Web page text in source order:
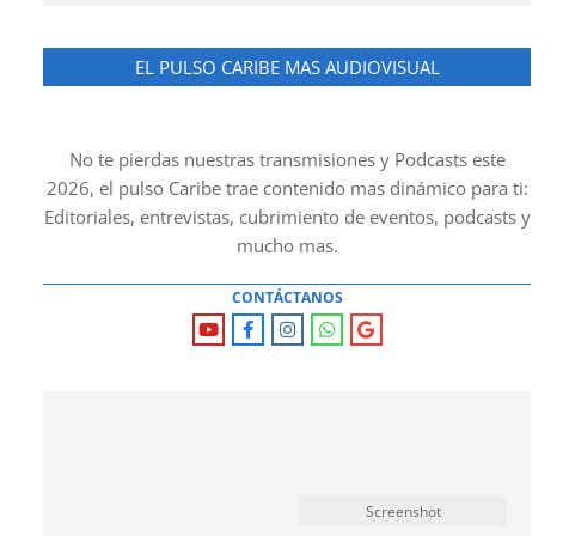
EL PULSO CARIBE MAS AUDIOVISUAL
No te pierdas nuestras transmisiones y Podcasts este
2026, el pulso Caribe trae contenido mas dinámico para ti:
Editoriales, entrevistas, cubrimiento de eventos, podcasts y
mucho mas.
CONTÁCTANOS
Screenshot